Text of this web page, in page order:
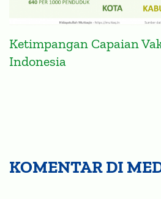
Ketimpangan Capaian
Indonesia
KOMENTAR DI